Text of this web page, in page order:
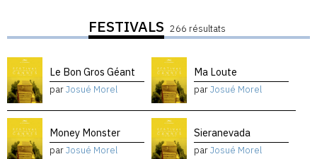
FESTIVALS 266 résultats
Le Bon Gros Géant
parJosué Morel
Ma Loute
parJosué Morel
Money Monster
parJosué Morel
Sieranevada
parJosué Morel